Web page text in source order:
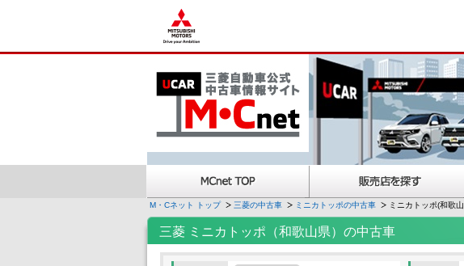
M・Cネット トップ 三菱の中古車 ミニカトッポの中古車 ミニカトッポ(和歌
三菱 ミニカトッポ（和歌山県）の中古車